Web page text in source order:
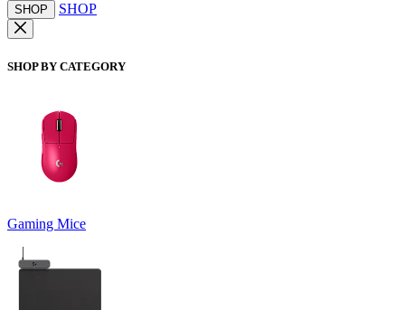
SHOP SHOP
SHOP BY CATEGORY
Gaming Mice